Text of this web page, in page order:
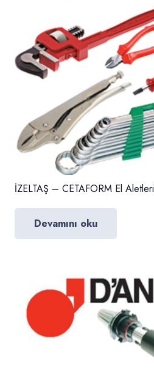
İZELTAŞ – CETAFORM El Aletleri
Devamını oku